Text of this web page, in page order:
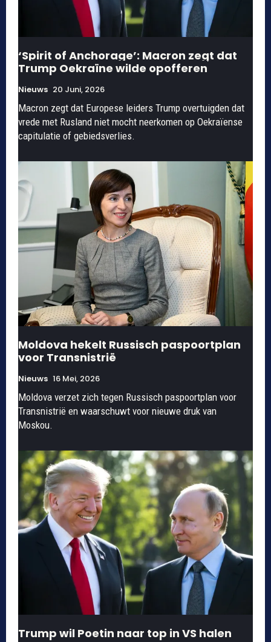
‘Spirit of Anchorage’: Macron zegt dat
Trump Oekraïne wilde opofferen
Nieuws 20 Juni, 2026
Macron zegt dat Europese leiders Trump overtuigden dat
vrede met Rusland niet mocht neerkomen op Oekraïense
capitulatie of gebiedsverlies.
Moldova hekelt Russisch paspoortplan
voor Transnistrië
Nieuws 16 Mei, 2026
Moldova verzet zich tegen Russisch paspoortplan voor
Transnistrië en waarschuwt voor nieuwe druk van
Moskou.
Trump wil Poetin naar top in VS halen